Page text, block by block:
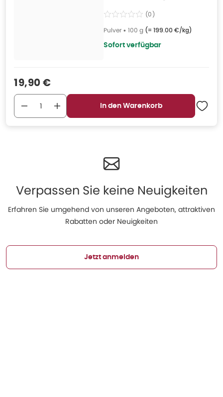
(0)
Pulver • 100 g (= 199.00 €/kg)
Sofort verfügbar
Verkaufspreis
19,90 €
In den Warenkorb
Verpassen Sie keine Neuigkeiten
Erfahren Sie umgehend von unseren Angeboten, attraktiven
Rabatten oder Neuigkeiten
Jetzt anmelden